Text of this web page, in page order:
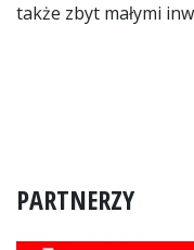
także zbyt małymi
PARTNERZY